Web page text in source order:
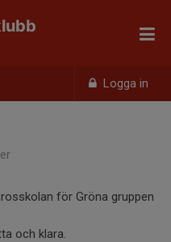
Logga in
för Gröna gruppen
och klara.